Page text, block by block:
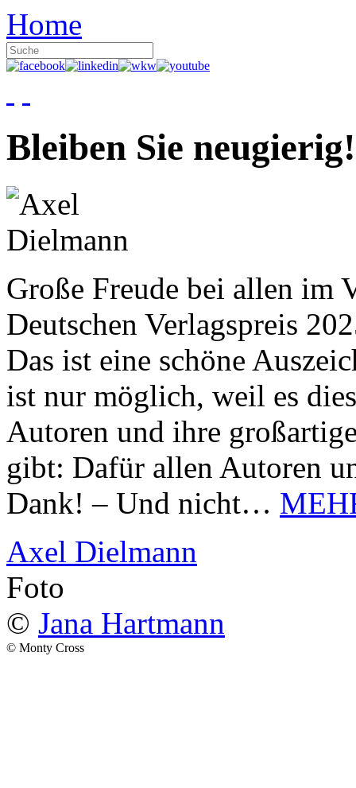
Home
Bleiben Sie neugierig!
Große Freude bei allen im
Deutschen Verlagspreis
Das ist eine schöne
ist nur möglich, weil es
Autoren und ihre
gibt: Dafür allen Autoren
Dank! – Und nicht…
Axel Dielmann
Foto
© Jana Hartmann
© Monty Cross